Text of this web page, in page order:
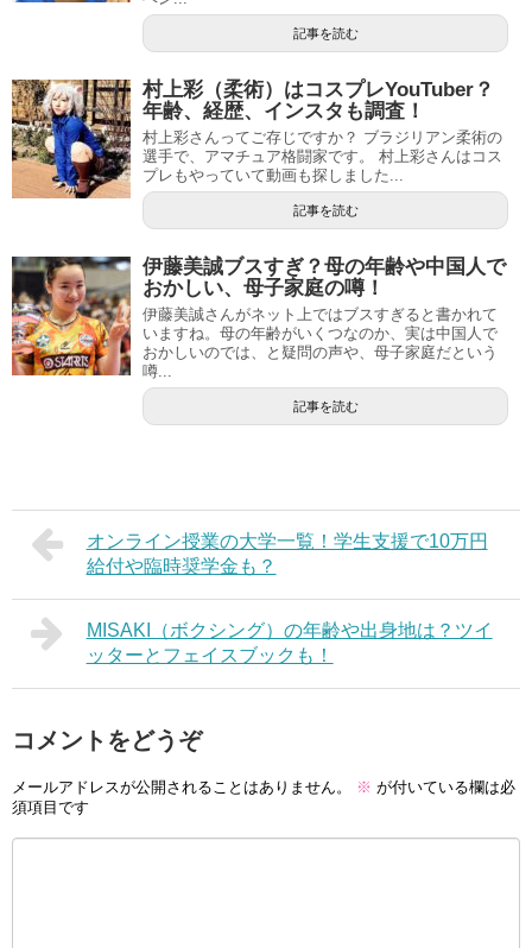
記事を読む
村上彩（柔術）はコスプレYouTuber？
年齢、経歴、インスタも調査！
村上彩さんってご存じですか？ ブラジリアン柔術の
選手で、アマチュア格闘家です。 村上彩さんはコス
プレもやっていて動画も探しました...
記事を読む
伊藤美誠ブスすぎ？母の年齢や中国人で
おかしい、母子家庭の噂！
伊藤美誠さんがネット上ではブスすぎると書かれて
いますね。母の年齢がいくつなのか、実は中国人で
おかしいのでは、と疑問の声や、母子家庭だという
噂...
記事を読む
オンライン授業の大学一覧！学生支援で10万円
給付や臨時奨学金も？
MISAKI（ボクシング）の年齢や出身地は？ツイ
ッターとフェイスブックも！
コメントをどうぞ
メールアドレスが公開されることはありません。 ※ が付いている欄は必
須項目です